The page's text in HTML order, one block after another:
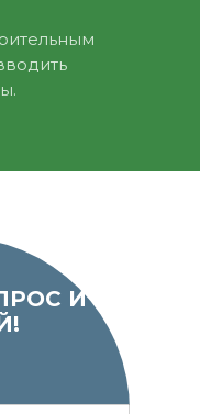
И